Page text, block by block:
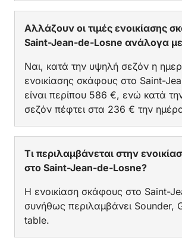
Αλλάζουν οι τιμές ενοικίασης
Saint-Jean-de-Losne ανάλογα
Ναι, κατά την υψηλή σεζόν η
ενοικίασης σκάφους στο Saint-
είναι περίπου 586 €, ενώ κατά
σεζόν πέφτει στα 236 € την
Τι περιλαμβάνεται στην
στο Saint-Jean-de-Losne?
Η ενοικίαση σκάφους στο Saint-
συνήθως περιλαμβάνει Sounder,
table.